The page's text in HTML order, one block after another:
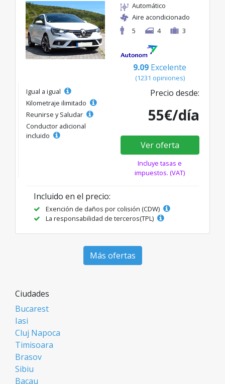
Automático
Aire acondicionado
5
4 3
9.09 Excelente
(1231 opiniones)
Igual a igual
Kilometraje ilimitado
Reunirse y Saludar
Conductor adicional
incluido
Precio desde:
55€/día
Ver oferta
Incluye tasas e
impuestos. (VAT)
Incluido en el precio:
Exención de daños por colisión (CDW)
La responsabilidad de terceros(TPL)
Más ofertas
Ciudades
Bucarest
Iasi
Cluj Napoca
Timisoara
Brasov
Sibiu
Bacau